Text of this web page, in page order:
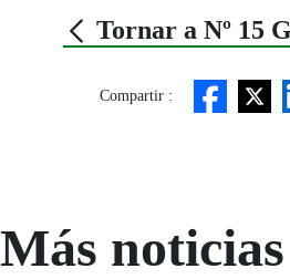
Tornar a Nº 15
Compartir :
Más